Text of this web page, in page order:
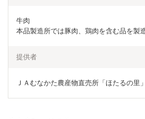
牛肉
提供者
ＪＡむなかた農産物直売所「ほたるの里」